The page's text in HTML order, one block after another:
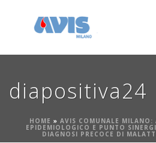
diapositiva24
HOME » AVIS COMUNALE MILANO:
EPIDEMIOLOGICO E PUNTO
DIAGNOSI PRECOCE DI